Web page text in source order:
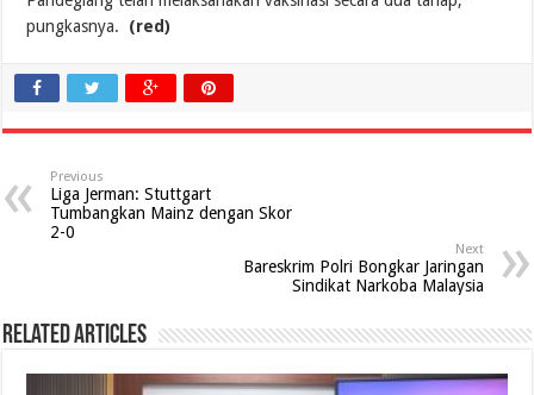
pungkasnya. (red)
Previous
Liga Jerman: Stuttgart
Tumbangkan Mainz dengan Skor
2-0
Next
Bareskrim Polri Bongkar Jaringan
Sindikat Narkoba Malaysia
Related Articles